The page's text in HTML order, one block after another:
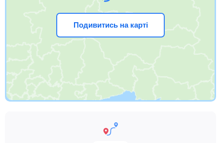
Подивитись на карті